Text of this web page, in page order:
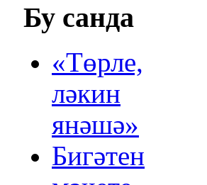
Бу санда
«Төрле,
ләкин
янәшә»
Бигәтен